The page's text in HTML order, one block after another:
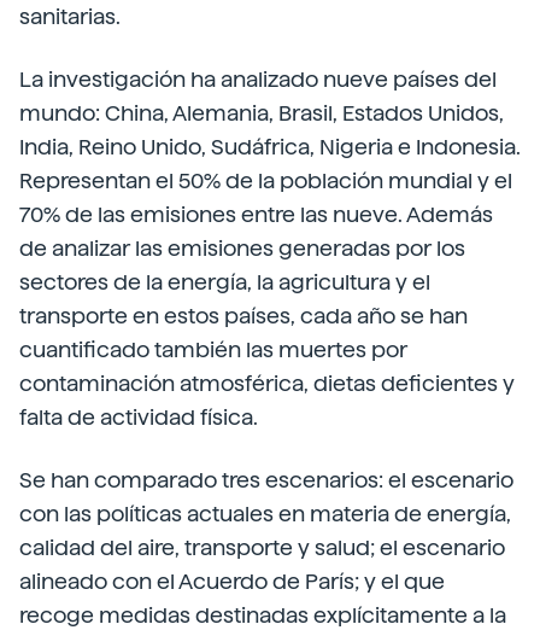
sanitarias.
La investigación ha analizado nueve países del
mundo: China, Alemania, Brasil, Estados Unidos,
India, Reino Unido, Sudáfrica, Nigeria e Indonesia.
Representan el 50% de la población mundial y el
70% de las emisiones entre las nueve. Además
de analizar las emisiones generadas por los
sectores de la energía, la agricultura y el
transporte en estos países, cada año se han
cuantificado también las muertes por
contaminación atmosférica, dietas deficientes y
falta de actividad física.
Se han comparado tres escenarios: el escenario
con las políticas actuales en materia de energía,
calidad del aire, transporte y salud; el escenario
alineado con el Acuerdo de París; y el que
recoge medidas destinadas explícitamente a la